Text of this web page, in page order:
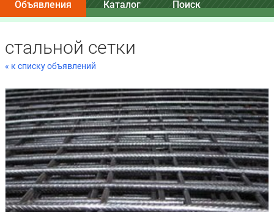
Объявления Каталог Поиск
стальной сетки
« к списку объявлений